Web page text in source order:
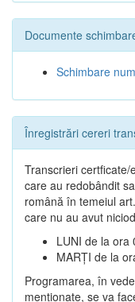
Documente
Schimbare
Înregistrări cereri
Transcrieri
care au redobândit
română în temeiul
care nu au avut
LUNI de la ora
MARȚI de la
Programarea, în
menționate, se va